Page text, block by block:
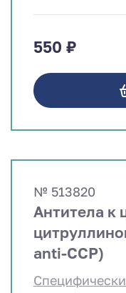
550 ₽
№ 513820
Антитела к
anti-CCP)